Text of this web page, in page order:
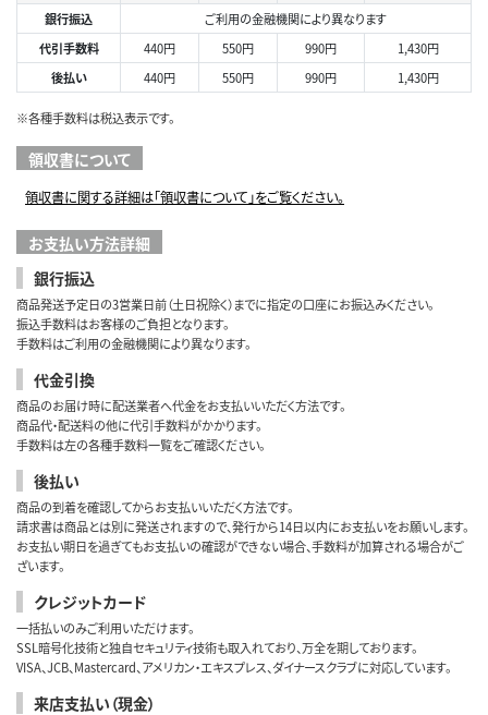
銀行振込
ご利用の金融機関により異なります
代引手数料
440円 550円 990円
1,430円
後払い
440円 550円 990円 1,430円
※各種手数料は税込表示です。
領収書について
領収書に関する詳細は「領収書について」をご覧ください。
お支払い方法詳細
銀行振込
商品発送予定日の3営業日前（土日祝除く）までに指定の口座にお振込みください。
振込手数料はお客様のご負担となります。
手数料はご利用の金融機関により異なります。
代金引換
商品のお届け時に配送業者へ代金をお支払いいただく方法です。
商品代・配送料の他に代引手数料がかかります。
手数料は左の各種手数料一覧をご確認ください。
後払い
商品の到着を確認してからお支払いいただく方法です。
請求書は商品とは別に発送されますので、発行から14日以内にお支払いをお願いします。
お支払い期日を過ぎてもお支払いの確認ができない場合、手数料が加算される場合がご
ざいます。
クレジットカード
一括払いのみご利用いただけます。
SSL暗号化技術と独自セキュリティ技術も取入れており、万全を期しております。
VISA、JCB、Mastercard、アメリカン・エキスプレス、ダイナースクラブに対応しています。
来店支払い（現金）